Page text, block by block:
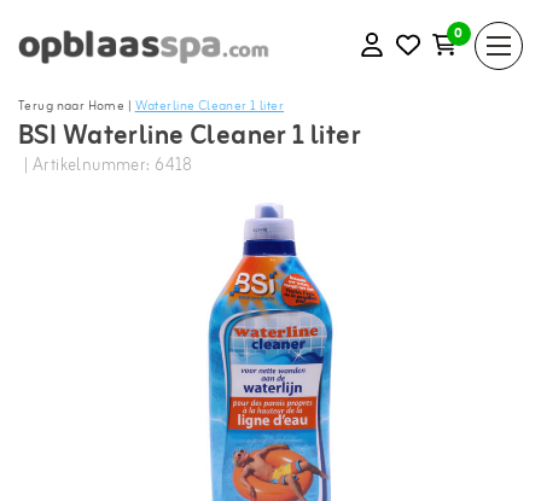
0
Terug naar Home |Waterline Cleaner 1 liter
BSI Waterline Cleaner 1 liter
| Artikelnummer: 6418